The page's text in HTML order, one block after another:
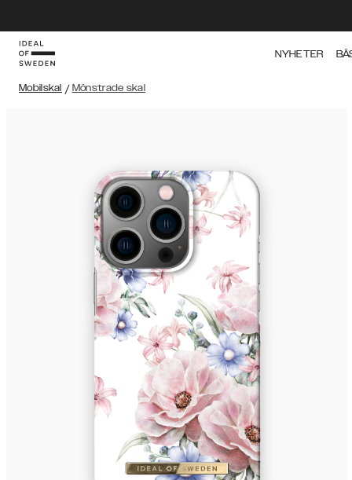
NYHETER
Mobilskal / Mönstrade skal